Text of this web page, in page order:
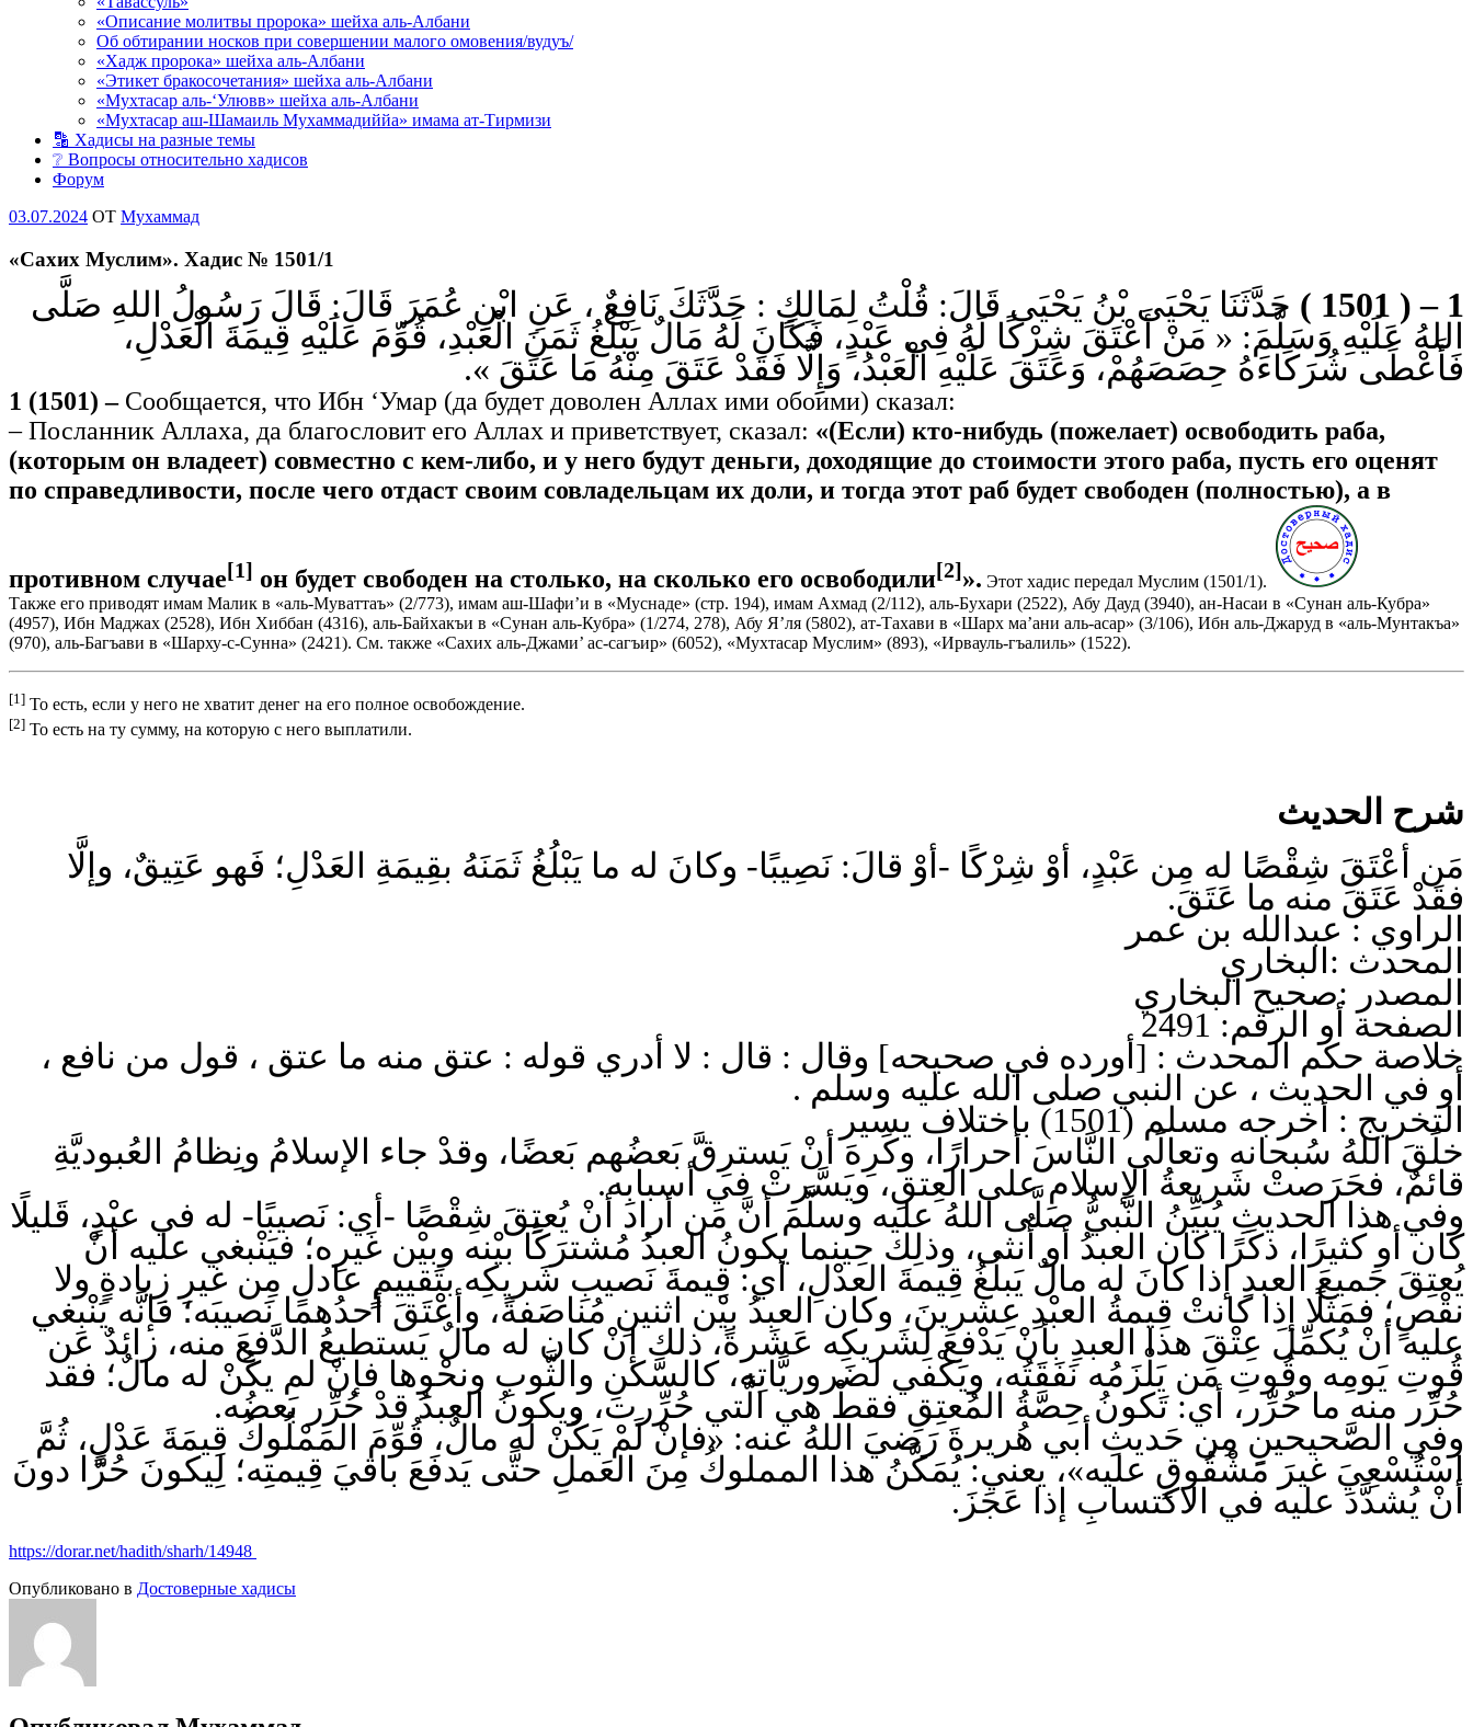
«Описание молитвы пророка» шейха аль-Албани
Об обтирании носков при совершении малого омовения/вудуъ/
«Хадж пророка» шейха аль-Албани
«Этикет бракосочетания» шейха аль-Албани
«Мухтасар аль-‘Улювв» шейха аль-Албани
«Мухтасар аш-Шамаиль Мухаммадиййа» имама ат-Тирмизи
🔡 Хадисы на разные темы
❔ Вопросы относительно хадисов
Форум
Опубликовано
03.07.2024 OT Мухаммад
«Сахих Муслим». Хадис № 1501/1
1 – ( 1501 )
حَدَّثَنَا ‌يَحْيَى بْنُ يَحْيَى قَالَ: قُلْتُ ‌لِمَالِكٍ : حَدَّثَكَ ‌نَافِعٌ ، عَنِ ‌ابْنِ عُمَرَ قَالَ: قَالَ رَسُولُ اللهِ صَلَّى
اللهُ عَلَيْهِ وَسَلَّمَ: « مَنْ أَعْتَقَ شِرْكًا لَهُ فِي عَبْدٍ، فَكَانَ لَهُ مَالٌ يَبْلُغُ ثَمَنَ الْعَبْدِ، قُوِّمَ عَلَيْهِ قِيمَةَ الْعَدْلِ،
فَأَعْطَى شُرَكَاءَهُ حِصَصَهُمْ، وَعَتَقَ عَلَيْهِ الْعَبْدُ، وَإِلَّا فَقَدْ عَتَقَ مِنْهُ مَا عَتَقَ ».
1 (1501) –Сообщается, что Ибн ‘Умар (да будет доволен Аллах ими обо­ими) сказал:
– Посланник Аллаха, да благословит его Аллах и приветствует, сказал: «(Если) кто-нибудь (пожелает) освободить раба,
(которым он владеет) совместно с кем-либо, и у него будут деньги, доходящие до стоимости этого раба, пусть его оценят
по справедливости, после чего отдаст своим совладельцам их доли, и тогда этот раб будет свободен (полностью), а в
противном случае[1] он будет свободен на столько, на сколько его освободили[2]». Этот хадис передал Муслим (1501/1).
Также его приводят имам Малик в «аль-Муваттаъ» (2/773), имам аш-Шафи’и в «Муснаде» (стр. 194), имам Ахмад (2/112), аль-Бухари (2522), Абу Дауд (3940), ан-Насаи в «Сунан аль-Кубра»
(4957), Ибн Маджах (2528), Ибн Хиббан (4316), аль-Байхакъи в «Сунан аль-Кубра» (1/274, 278), Абу Я’ля (5802), ат-Тахави в «Шарх ма’ани аль-асар» (3/106), Ибн аль-Джаруд в «аль-Мунтакъа»
(970), аль-Багъави в «Шарху-с-Сунна» (2421). См. также «Сахих аль-Джами’ ас-сагъир» (6052), «Мухтасар Муслим» (893), «Ирвауль-гъалиль» (1522).
[1] То есть, если у него не хватит денег на его полное освобождение.
[2] То есть на ту сумму, на которую с него выплатили.
شرح الحديث
مَن أعْتَقَ شِقْصًا له مِن عَبْدٍ، أوْ شِرْكًا -أوْ قالَ: نَصِيبًا- وكانَ له ما يَبْلُغُ ثَمَنَهُ بقِيمَةِ العَدْلِ؛ فَهو عَتِيقٌ، وإلَّا
فقَدْ عَتَقَ منه ما عَتَقَ.
الراوي : عبدالله بن عمر
المحدث :البخاري
المصدر :صحيح البخاري
الصفحة أو الرقم: 2491
خلاصة حكم المحدث : [أورده في صحيحه] وقال : قال : لا أدري قوله : عتق منه ما عتق ، قول من نافع ،
أو في الحديث ، عن النبي صلى الله عليه وسلم .
التخريج : أخرجه مسلم (1501) باختلاف يسير
خلَقَ اللهُ سُبحانه وتعالَى النَّاسَ أحرارًا، وكَرِهَ أنْ يَسترِقَّ بَعضُهم بَعضًا، وقدْ جاء الإسلامُ ونِظامُ العُبوديَّةِ
قائمٌ، فحَرَصتْ شَريعةُ الإسلامِ على العِتقِ، ويَسَّرتْ في أسبابِه.
وفي هذا الحديثِ يُبيِّنُ النَّبيُّ صلَّى اللهُ عليه وسلَّمَ أنَّ مَن أراد أنْ يُعتِقَ شِقْصًا -أي: نَصيبًا- له في عبْدٍ، قَليلًا
كان أو كثيرًا، ذكَرًا كان العبدُ أو أُنثى، وذلِك حِينما يكونُ العبدُ مُشترَكًا بيْنه وبيْن غَيرِه؛ فيَنْبغي عليه أنْ
يُعتِقَ جَميعَ العبدِ إذا كانَ له مالٌ يَبلُغُ قِيمةَ العدْلِ، أي: قِيمةَ نَصيبِ شَريكِه بتَقييمٍ عادلٍ مِن غيرِ زِيادةٍ ولا
نقْصٍ؛ فمَثَلًا إذا كانتْ قِيمةُ العبْدِ عِشرينَ، وكان العبدُ بيْن اثنينِ مُناصَفةً، وأعْتَقَ أحدُهما نَصيبَه؛ فإنَّه يَنْبغي
عليه أنْ يُكمِّلَ عِتْقَ هذا العبدِ بأنْ يَدْفعَ لِشَريكِه عَشَرةً، ذلك إنْ كان له مالٌ يَستطيعُ الدَّفعَ منه، زائدٌ عَن
قُوتِ يَومِه وقُوتِ مَن يَلْزَمُه نَفَقَتُه، ويَكْفي لضَروريَّاتِه، كالسَّكنِ والثَّوبِ ونحْوِها فإنْ لم يكُنْ له مالٌ؛ فقد
حُرِّر منه ما حُرِّر، أي: تَكونُ حِصَّةُ المُعتِقِ فقطْ هي الَّتي حُرِّرت، ويكونُ العبدُ قدْ حُرِّر بَعضُه.
وفي الصَّحيحينِ مِن حَديثِ أبي هُريرةَ رَضيَ اللهُ عنه: «فإنْ لَمْ يَكُنْ له مالٌ، قُوِّمَ المَمْلُوكُ قِيمَةَ عَدْلٍ، ثُمَّ
اسْتُسْعِيَ غيرَ مَشْقُوقٍ عليه»، يعني: يُمَكَّنُ هذا المملوكُ مِنَ العَملِ حتَّى يَدفَعَ باقيَ قِيمتِه؛ لِيكونَ حُرًّا دونَ
أنْ يُشدَّدَ عليه في الاكتسابِ إذا عَجَزَ.
https://dorar.net/hadith/sharh/14948
Опубликовано в Достоверные хадисы